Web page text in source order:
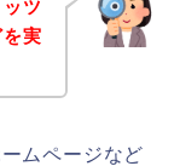
ツ
実
ムページなど